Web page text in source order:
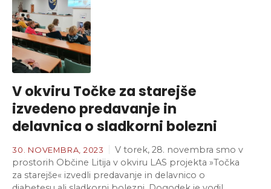
V okviru Točke za starejše
izvedeno predavanje in
delavnica o sladkorni bolezni
30. NOVEMBRA, 2023
V torek, 28. novembra smo v
prostorih Občine Litija v okviru LAS projekta »Točka
za starejše« izvedli predavanje in delavnico o